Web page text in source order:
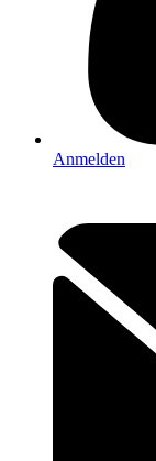
Anmelden